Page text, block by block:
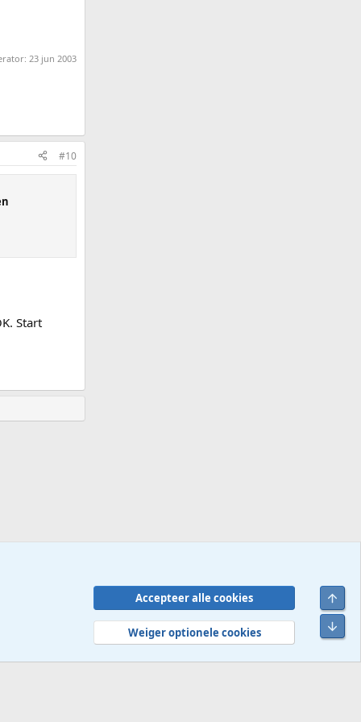
23 jun 2003
#10
Start
Voorwaarden en regels Privacybeleid Help
R
S
Accepteer alle cookies
Weiger optionele cookies